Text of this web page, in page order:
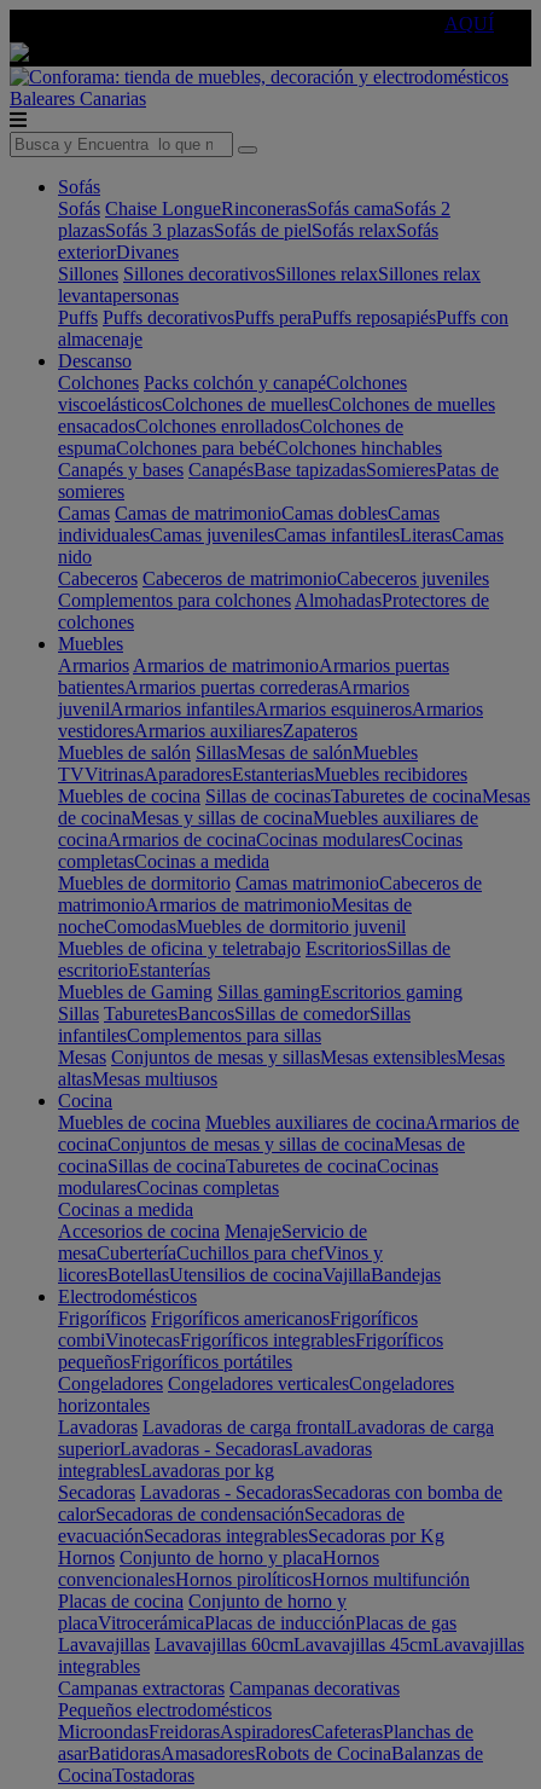
AQUÍ
Baleares Canarias
Sofás
Sofás Chaise LongueRinconerasSofás camaSofás 2
plazasSofás 3 plazasSofás de pielSofás relaxSofás
exteriorDivanes
Sillones Sillones decorativosSillones relaxSillones relax
levantapersonas
Puffs Puffs decorativosPuffs peraPuffs reposapiésPuffs con
almacenaje
Descanso
Colchones Packs colchón y canapéColchones
viscoelásticosColchones de muellesColchones de muelles
ensacadosColchones enrolladosColchones de
espumaColchones para bebéColchones hinchables
Canapés y bases CanapésBase tapizadasSomieresPatas de
somieres
Camas Camas de matrimonioCamas doblesCamas
individualesCamas juvenilesCamas infantilesLiterasCamas
nido
Cabeceros Cabeceros de matrimonioCabeceros juveniles
Complementos para colchones AlmohadasProtectores de
colchones
Muebles
Armarios Armarios de matrimonioArmarios puertas
batientesArmarios puertas correderasArmarios
juvenilArmarios infantilesArmarios esquinerosArmarios
vestidoresArmarios auxiliaresZapateros
Muebles de salón SillasMesas de salónMuebles
TVVitrinasAparadoresEstanteriasMuebles recibidores
Muebles de cocina Sillas de cocinasTaburetes de cocinaMesas
de cocinaMesas y sillas de cocinaMuebles auxiliares de
cocinaArmarios de cocinaCocinas modularesCocinas
completasCocinas a medida
Muebles de dormitorio Camas matrimonioCabeceros de
matrimonioArmarios de matrimonioMesitas de
nocheComodasMuebles de dormitorio juvenil
Muebles de oficina y teletrabajo EscritoriosSillas de
escritorioEstanterías
Muebles de Gaming Sillas gamingEscritorios gaming
Sillas TaburetesBancosSillas de comedorSillas
infantilesComplementos para sillas
Mesas Conjuntos de mesas y sillasMesas extensiblesMesas
altasMesas multiusos
Cocina
Muebles de cocina Muebles auxiliares de cocinaArmarios de
cocinaConjuntos de mesas y sillas de cocinaMesas de
cocinaSillas de cocinaTaburetes de cocinaCocinas
modularesCocinas completas
Cocinas a medida
Accesorios de cocina MenajeServicio de
mesaCuberteríaCuchillos para chefVinos y
licoresBotellasUtensilios de cocinaVajillaBandejas
Electrodomésticos
Frigoríficos Frigoríficos americanosFrigoríficos
combiVinotecasFrigoríficos integrablesFrigoríficos
pequeñosFrigoríficos portátiles
Congeladores Congeladores verticalesCongeladores
horizontales
Lavadoras Lavadoras de carga frontalLavadoras de carga
superiorLavadoras - SecadorasLavadoras
integrablesLavadoras por kg
Secadoras Lavadoras - SecadorasSecadoras con bomba de
calorSecadoras de condensaciónSecadoras de
evacuaciónSecadoras integrablesSecadoras por Kg
Hornos Conjunto de horno y placaHornos
convencionalesHornos pirolíticosHornos multifunción
Placas de cocina Conjunto de horno y
placaVitrocerámicaPlacas de inducciónPlacas de gas
Lavavajillas Lavavajillas 60cmLavavajillas 45cmLavavajillas
integrables
Campanas extractoras Campanas decorativas
Pequeños electrodomésticos
MicroondasFreidorasAspiradoresCafeterasPlanchas de
asarBatidorasAmasadoresRobots de CocinaBalanzas de
CocinaTostadoras